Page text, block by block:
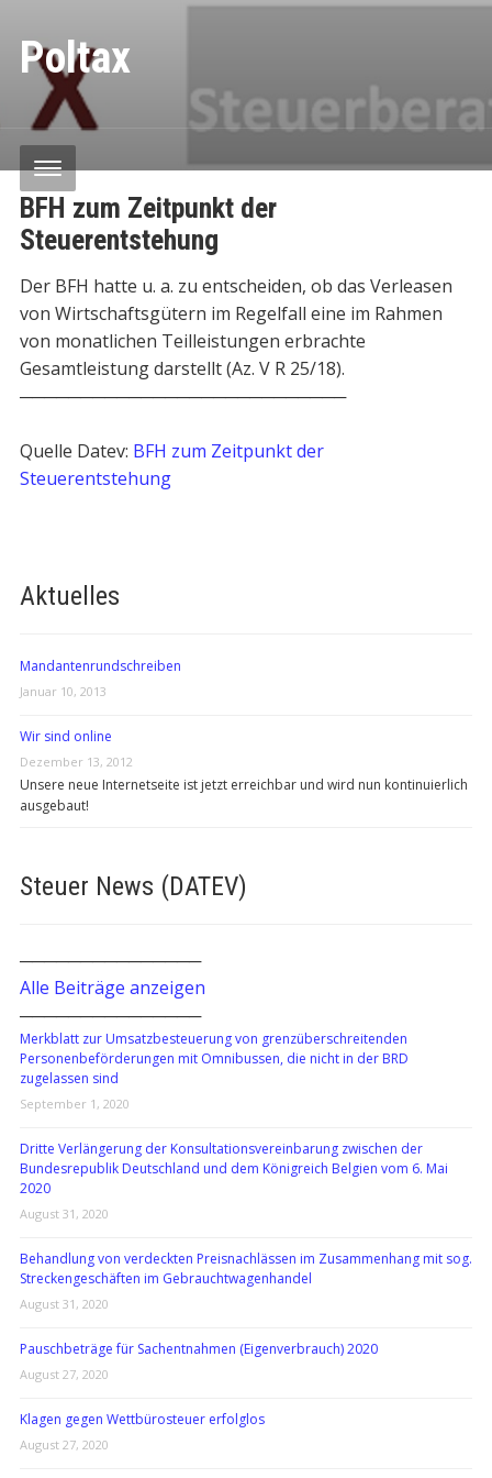
Poltax
Aktuelles
Mandantenrundschreiben
Januar 10, 2013
Wir sind online
Dezember 13, 2012
Unsere neue Internetseite ist jetzt erreichbar und wird nun kontinuierlich
ausgebaut!
BFH zum Zeitpunkt der
Steuerentstehung
Der BFH hatte u. a. zu entscheiden, ob das Verleasen
von Wirtschaftsgütern im Regelfall eine im Rahmen
von monatlichen Teilleistungen erbrachte
Gesamtleistung darstellt (Az. V R 25/18).
───────────────────────────
Quelle Datev: BFH zum Zeitpunkt der
Steuerentstehung
Steuer News (DATEV)
───────────────
Alle Beiträge anzeigen
───────────────
Merkblatt zur Umsatzbesteuerung von grenzüberschreitenden
Personenbeförderungen mit Omnibussen, die nicht in der BRD
zugelassen sind
September 1, 2020
Dritte Verlängerung der Konsultationsvereinbarung zwischen der
Bundesrepublik Deutschland und dem Königreich Belgien vom 6. Mai
2020
August 31, 2020
Behandlung von verdeckten Preisnachlässen im Zusammenhang mit sog.
Streckengeschäften im Gebrauchtwagenhandel
August 31, 2020
Pauschbeträge für Sachentnahmen (Eigenverbrauch) 2020
August 27, 2020
Klagen gegen Wettbürosteuer erfolglos
August 27, 2020